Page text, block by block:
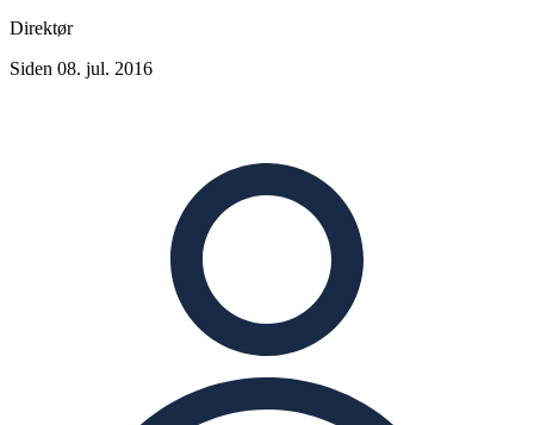
Direktør
Siden 08. jul. 2016